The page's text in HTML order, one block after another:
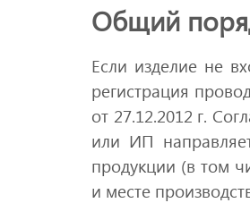
Общий
Если изделие не
регистрация
от 27.12.2012 г.
или ИП
продукции (в том
и месте